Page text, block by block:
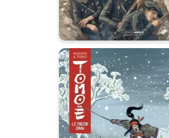
Tomoé
Vol. 02/2
Date de